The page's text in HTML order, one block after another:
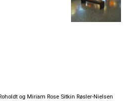
og Miriam Rose Sitkin Røsler-Nielsen